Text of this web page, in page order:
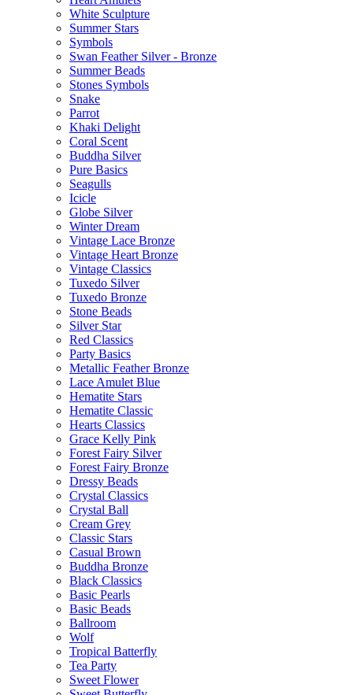
White Sculpture
Summer Stars
Symbols
Swan Feather Silver - Bronze
Summer Beads
Stones Symbols
Snake
Parrot
Khaki Delight
Coral Scent
Buddha Silver
Pure Basics
Seagulls
Icicle
Globe Silver
Winter Dream
Vintage Lace Bronze
Vintage Heart Bronze
Vintage Classics
Tuxedo Silver
Tuxedo Bronze
Stone Beads
Silver Star
Red Classics
Party Basics
Metallic Feather Bronze
Lace Amulet Blue
Hematite Stars
Hematite Classic
Hearts Classics
Grace Kelly Pink
Forest Fairy Silver
Forest Fairy Bronze
Dressy Beads
Crystal Classics
Crystal Ball
Cream Grey
Classic Stars
Casual Brown
Buddha Bronze
Black Classics
Basic Pearls
Basic Beads
Ballroom
Wolf
Tropical Batterfly
Tea Party
Sweet Flower